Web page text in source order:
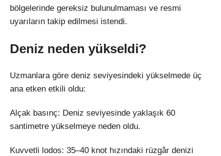
bölgelerinde gereksiz bulunulmaması ve resmi
uyarıların takip edilmesi istendi.
Deniz neden yükseldi?
Uzmanlara göre deniz seviyesindeki yükselmede üç
ana etken etkili oldu:
Alçak basınç: Deniz seviyesinde yaklaşık 60
santimetre yükselmeye neden oldu.
Kuvvetli lodos: 35–40 knot hızındaki rüzgâr denizi